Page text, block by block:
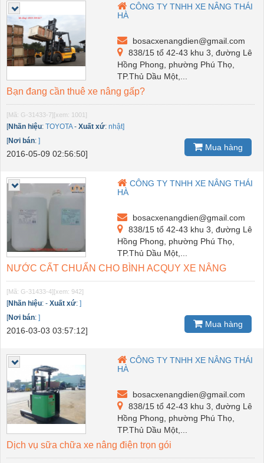
CÔNG TY TNHH XE NÂNG THÁI
HÀ
bosacxenangdien@gmail.com
838/15 tổ 42-43 khu 3, đường Lê
Hồng Phong, phường Phú Thọ,
TP.Thủ Dầu Một,...
Bạn đang cần thuê xe nâng gấp?
[Mã: G-31433-7] [xem: 1001]
[Nhãn hiệu: TOYOTA- Xuất xứ: nhật]
[Nơi bán: ]
2016-05-09 02:56:50]
Mua hàng
CÔNG TY TNHH XE NÂNG THÁI
HÀ
bosacxenangdien@gmail.com
838/15 tổ 42-43 khu 3, đường Lê
Hồng Phong, phường Phú Thọ,
TP.Thủ Dầu Một,...
NƯỚC CẤT CHUẨN CHO BÌNH ACQUY XE NÂNG
[Mã: G-31433-4] [xem: 942]
[Nhãn hiệu: - Xuất xứ: ]
[Nơi bán: ]
2016-03-03 03:57:12]
Mua hàng
CÔNG TY TNHH XE NÂNG THÁI
HÀ
bosacxenangdien@gmail.com
838/15 tổ 42-43 khu 3, đường Lê
Hồng Phong, phường Phú Thọ,
TP.Thủ Dầu Một,...
Dịch vụ sữa chữa xe nâng điện trọn gói